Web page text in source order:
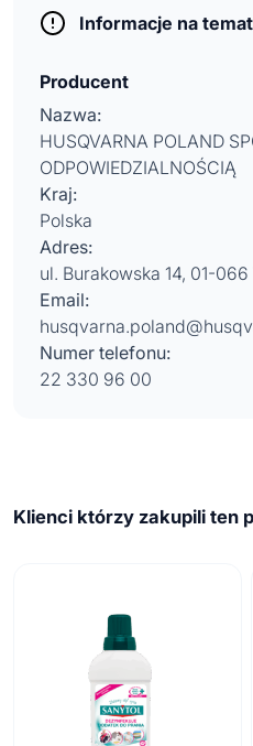
Informacje na
Producent
Nazwa:
HUSQVARNA POLAND
ODPOWIEDZIALNOŚCIĄ
Kraj:
Polska
Adres:
ul. Burakowska 14, 01-066
Email:
Numer telefonu:
22 330 96 00
Klienci którzy zakupili ten